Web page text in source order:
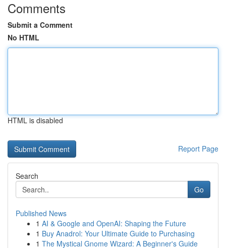
Comments
Submit a Comment
No HTML
HTML is disabled
Report Page
Search
Go
Published News
1 AI & Google and OpenAI: Shaping the Future
1 Buy Anadrol: Your Ultimate Guide to Purchasing
1 The Mystical Gnome Wizard: A Beginner's Guide